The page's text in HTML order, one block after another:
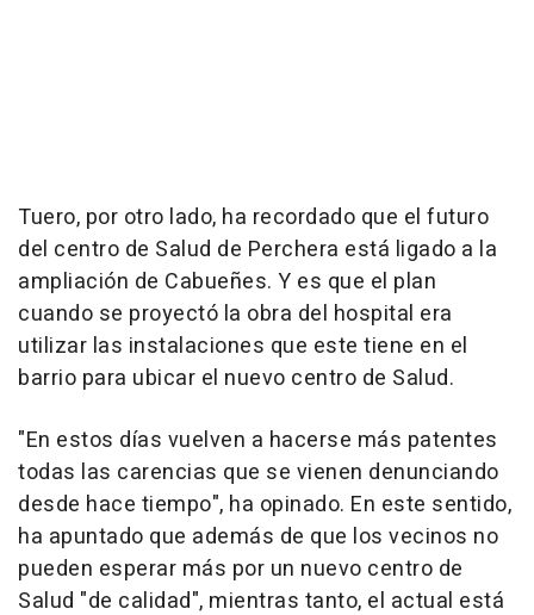
Tuero, por otro lado, ha recordado que el futuro
del centro de Salud de Perchera está ligado a la
ampliación de Cabueñes. Y es que el plan
cuando se proyectó la obra del hospital era
utilizar las instalaciones que este tiene en el
barrio para ubicar el nuevo centro de Salud.
"En estos días vuelven a hacerse más patentes
todas las carencias que se vienen denunciando
desde hace tiempo", ha opinado. En este sentido,
ha apuntado que además de que los vecinos no
pueden esperar más por un nuevo centro de
Salud "de calidad", mientras tanto, el actual está